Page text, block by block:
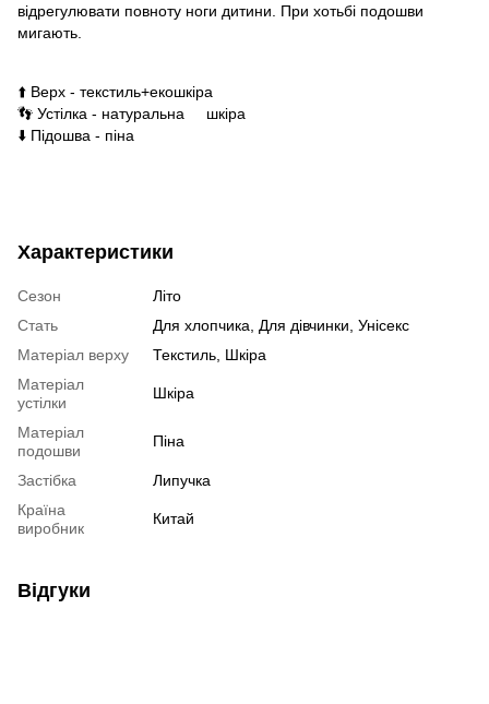
відрегулювати повноту ноги дитини. При хотьбі подошви
мигають.
⬆️ Верх - текстиль+екошкіра
👣 Устілка - натуральна шкіра
⬇️ Підошва - піна
Характеристики
Сезон
Літо
Стать
Для хлопчика, Для дівчинки, Унісекс
Матеріал верху
Текстиль, Шкіра
Матеріал
устілки
Шкіра
Матеріал
подошви
Піна
Застібка
Липучка
Країна
виробник
Китай
Відгуки